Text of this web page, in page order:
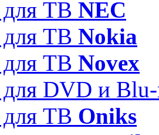
ТВ NEC
ТВ Nokia
ТВ Novex
DVD и
ТВ Oniks